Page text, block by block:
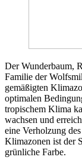
Der Wunderbaum,
Familie der
gemäßigten
optimalen
tropischem Klima
wachsen und
eine Verholzung
Klimazonen ist der
grünliche Farbe.